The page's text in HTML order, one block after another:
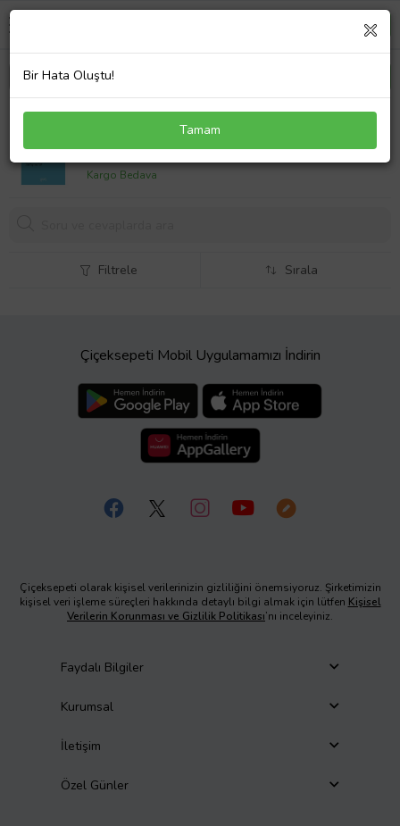
Düşüncenin Sınırları
435,00 TL
Kargo Bedava
Filtrele Sırala
Çiçeksepeti Mobil Uygulamamızı İndirin
Çiçeksepeti olarak kişisel verilerinizin gizliliğini önemsiyoruz. Şirketimizin
kişisel veri işleme süreçleri hakkında detaylı bilgi almak için lütfen Kişisel
Verilerin Korunması ve Gizlilik Politikası’nı inceleyiniz.
Faydalı Bilgiler
Kurumsal
İletişim
Özel Günler
Bir Hata Oluştu!
Tamam